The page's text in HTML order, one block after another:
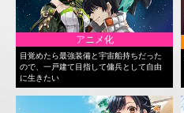
アニメ化
目覚めたら最強装備と宇宙船持ちだった
ので、一戸建て目指して傭兵として自由
に生きたい